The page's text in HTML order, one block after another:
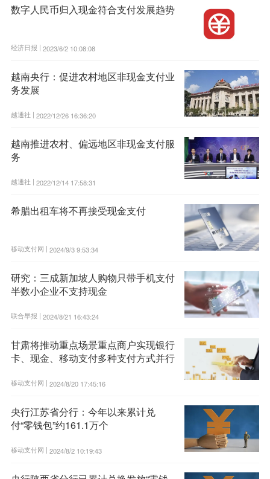
数字人民币归入现金符合支付发展趋势
经济日报 | 2023/6/2 10:08:08
越南央行：促进农村地区非现金支付业
务发展
越通社 | 2022/12/26 16:36:20
越南推进农村、偏远地区非现金支付服
务
越通社 | 2022/12/14 17:58:31
希腊出租车将不再接受现金支付
移动支付网 | 2024/9/3 9:53:34
研究：三成新加坡人购物只带手机支付
半数小企业不支持现金
联合早报 | 2024/8/21 16:43:24
甘肃将推动重点场景重点商户实现银行
卡、现金、移动支付多种支付方式并行
移动支付网 | 2024/8/20 17:45:16
央行江苏省分行：今年以来累计兑
付“零钱包”约161.1万个
移动支付网 | 2024/8/2 10:19:43